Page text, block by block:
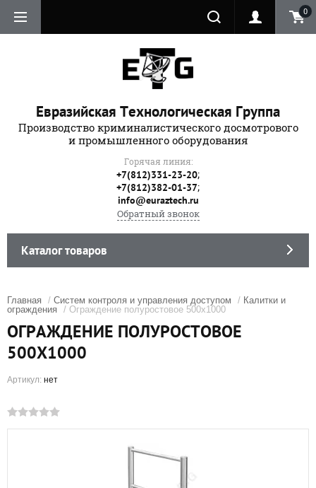
0
Евразийская Технологическая Группа
Производство криминалистического досмотрового
и промышленного оборудования
Горячая линия:
+7(812)331-23-20;
+7(812)382-01-37;
info@euraztech.ru
Обратный звонок
Каталог товаров
Главная / Систем контроля и управления доступом / Калитки и
ограждения
/ Ограждение полуростовое 500х1000
ОГРАЖДЕНИЕ ПОЛУРОСТОВОЕ
500Х1000
Артикул: нет